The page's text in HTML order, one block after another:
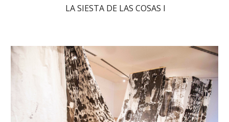
LA SIESTA DE LAS COSAS I